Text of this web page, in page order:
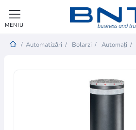
MENIU
/ Automatizări / Bolarzi / Automați /